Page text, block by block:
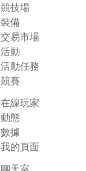
競技場
裝備
交易市場
活動
活動任務
競賽
在線玩家
動態
數據
我的頁面